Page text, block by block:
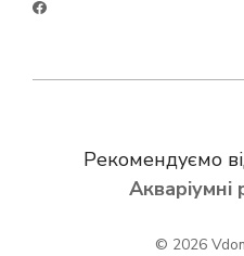
Рекомендуємо
© 2026